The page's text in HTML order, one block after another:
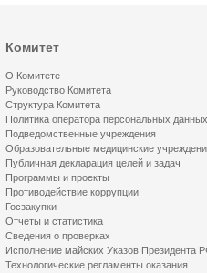
Комитет
О Комитете
Руководство Комитета
Структура Комитета
Политика оператора персональных данных
Подведомственные учреждения
Образовательные медицинские
Публичная декларация целей и задач
Программы и проекты
Противодействие коррупции
Госзакупки
Отчеты и статистика
Сведения о проверках
Исполнение майских Указов Президента
Технологические регламенты оказания